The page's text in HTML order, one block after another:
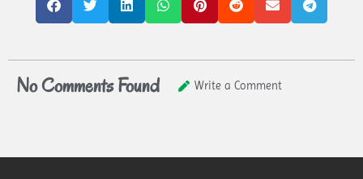
No Comments Found Write a Comment